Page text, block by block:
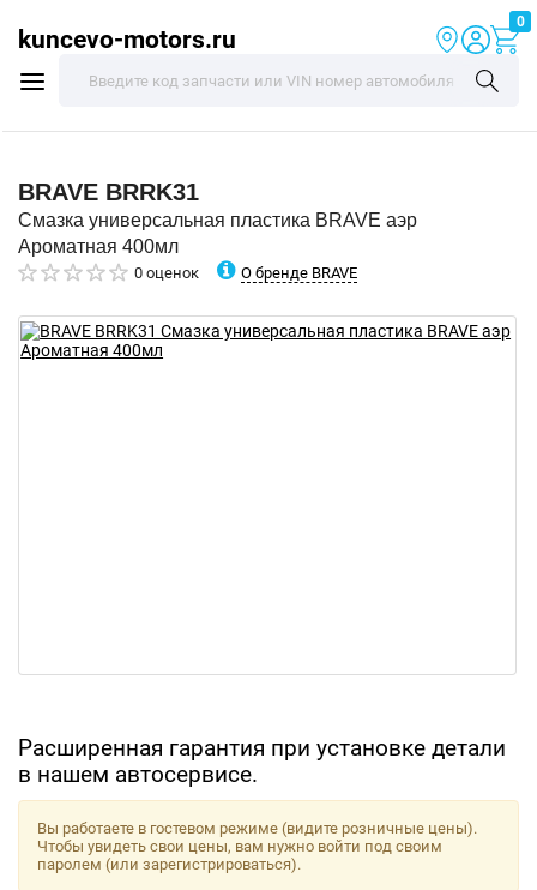
kuncevo-motors.ru
0
BRAVE BRRK31
Смазка универсальная пластика BRAVE аэр
Ароматная 400мл
0 оценок О бренде BRAVE
Расширенная гарантия при установке детали
в нашем автосервисе.
Вы работаете в гостевом режиме (видите розничные цены).
Чтобы увидеть свои цены, вам нужно войти под своим
паролем (или зарегистрироваться).